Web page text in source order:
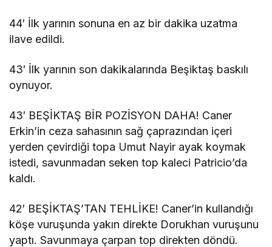
44′ İlk yarının sonuna en az bir dakika uzatma
ilave edildi.
43′ İlk yarının son dakikalarında Beşiktaş baskılı
oynuyor.
43′ BEŞİKTAŞ BİR POZİSYON DAHA! Caner
Erkin’in ceza sahasının sağ çaprazından içeri
yerden çevirdiği topa Umut Nayir ayak koymak
istedi, savunmadan seken top kaleci Patricio’da
kaldı.
42′ BEŞİKTAŞ’TAN TEHLİKE! Caner’in kullandığı
köşe vuruşunda yakın direkte Dorukhan vuruşunu
yaptı. Savunmaya çarpan top direkten döndü.